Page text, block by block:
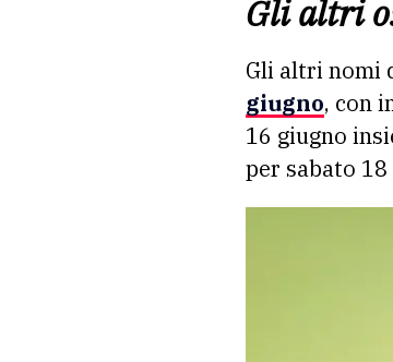
Gli altri
Gli altri nomi
giugno, con
16 giugno
per sabato